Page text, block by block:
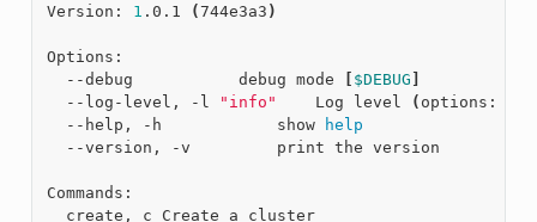
Version: 1 .0.1 (744e3a3 )
Options:
  --debug           debug mode
$DEBUG
  --log-level, -l
"info"
    Log level
( options:
  --help, -h            show
help
  --version, -v         print the version
Commands:
  create, c Create a cluster